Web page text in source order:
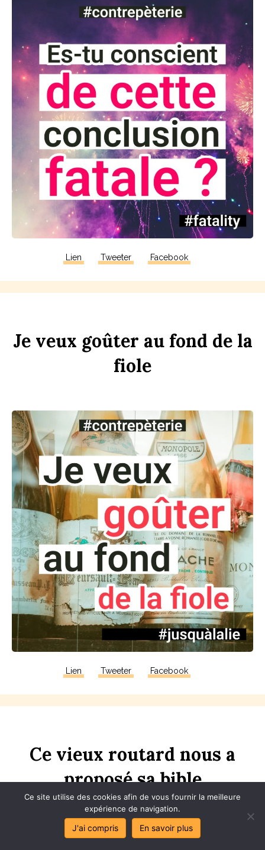
Lien Tweeter Facebook
Je veux goûter au fond de la
fiole
Lien Tweeter Facebook
Ce vieux routard nous a
proposé sa bible
Ce site utilise des cookies afin de vous fournir la meilleure
expérience de navigation.
J'ai compris En savoir plus